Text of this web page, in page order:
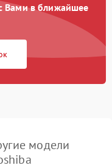
Вами в ближайшее
модели